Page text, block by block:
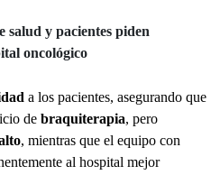
salud y pacientes piden
oncológico
a los pacientes, asegurando que
de braquiterapia, pero
, mientras que el equipo con
al hospital mejor